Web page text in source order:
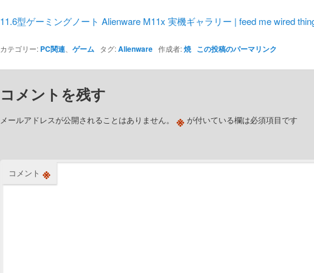
11.6型ゲーミングノート Alienware M11x 実機ギャラリー | feed me wired
カテゴリー: PC関連、 ゲーム タグ:Alienware作成者:焼 この投稿のパーマリンク
コメントを残す
メールアドレスが公開されることはありません。 ※が付いている欄は必須項目です
コメント ※